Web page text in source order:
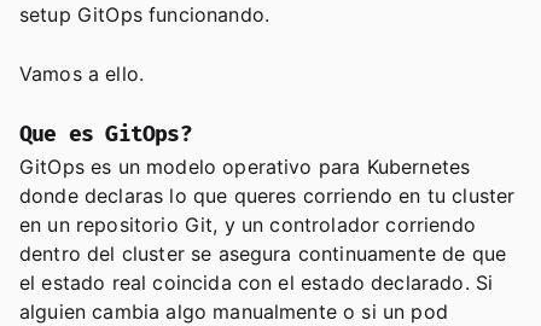
setup GitOps funcionando.
Vamos a ello.
Que es GitOps?
GitOps es un modelo operativo para Kubernetes
donde declaras lo que queres corriendo en tu cluster
en un repositorio Git, y un controlador corriendo
dentro del cluster se asegura continuamente de que
el estado real coincida con el estado declarado. Si
alguien cambia algo manualmente o si un pod